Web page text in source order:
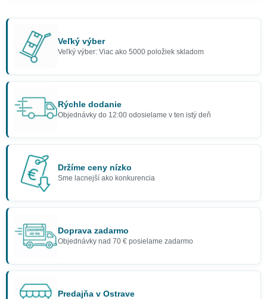
Veľký výber
Veľký výber: Viac ako 5000 položiek skladom
Rýchle dodanie
Objednávky do 12:00 odosielame v ten istý deň
Držíme ceny nízko
Sme lacnejší ako konkurencia
Doprava zadarmo
Objednávky nad 70 € posielame zadarmo
Predajňa v Ostrave